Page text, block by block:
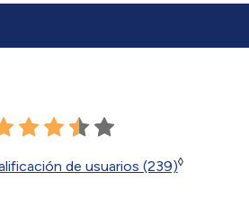
de usuarios (239)◊